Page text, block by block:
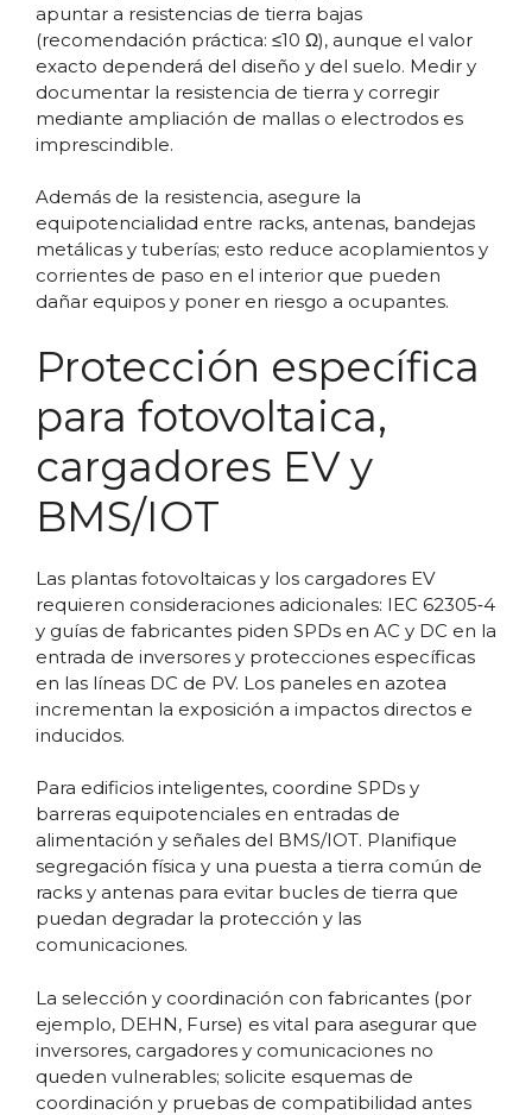
apuntar a resistencias de tierra bajas
(recomendación práctica: ≤10 Ω), aunque el valor
exacto dependerá del diseño y del suelo. Medir y
documentar la resistencia de tierra y corregir
mediante ampliación de mallas o electrodos es
imprescindible.
Además de la resistencia, asegure la
equipotencialidad entre racks, antenas, bandejas
metálicas y tuberías; esto reduce acoplamientos y
corrientes de paso en el interior que pueden
dañar equipos y poner en riesgo a ocupantes.
Protección específica
para fotovoltaica,
cargadores EV y
BMS/IOT
Las plantas fotovoltaicas y los cargadores EV
requieren consideraciones adicionales: IEC 62305‑4
y guías de fabricantes piden SPDs en AC y DC en la
entrada de inversores y protecciones específicas
en las líneas DC de PV. Los paneles en azotea
incrementan la exposición a impactos directos e
inducidos.
Para edificios inteligentes, coordine SPDs y
barreras equipotenciales en entradas de
alimentación y señales del BMS/IOT. Planifique
segregación física y una puesta a tierra común de
racks y antenas para evitar bucles de tierra que
puedan degradar la protección y las
comunicaciones.
La selección y coordinación con fabricantes (por
ejemplo, DEHN, Furse) es vital para asegurar que
inversores, cargadores y comunicaciones no
queden vulnerables; solicite esquemas de
coordinación y pruebas de compatibilidad antes